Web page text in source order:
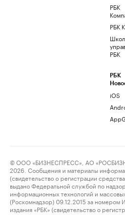
РБК
РБК
РБК
РБК
iOS
© ООО «БИЗНЕСПРЕСС», АО
2026. Сообщения и материалы
(свидетельство о регистрации
выдано Федеральной службой по
информационных технологий и
(Роскомнадзор) 09.12.2015 за
издания «РБК» (свидетельство о